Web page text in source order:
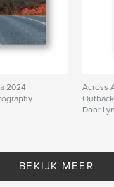
2024
Across
Outback
Door
BEKIJK MEER